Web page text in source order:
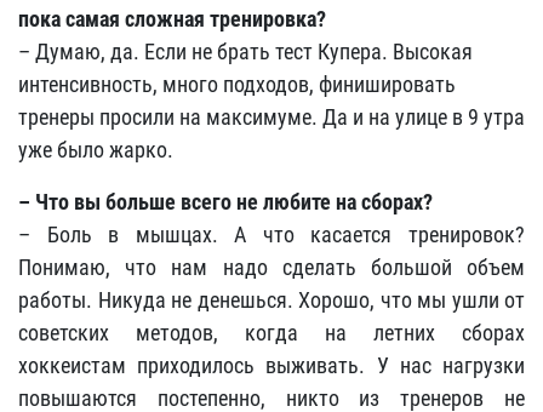
пока самая сложная тренировка?
– Думаю, да. Если не брать тест Купера. Высокая
интенсивность, много подходов, финишировать
тренеры просили на максимуме. Да и на улице в 9 утра
уже было жарко.
– Что вы больше всего не любите на сборах?
– Боль в мышцах. А что касается тренировок?
Понимаю, что нам надо сделать большой объем
работы. Никуда не денешься. Хорошо, что мы ушли от
советских методов, когда на летних сборах
хоккеистам приходилось выживать. У нас нагрузки
повышаются постепенно, никто из тренеров не